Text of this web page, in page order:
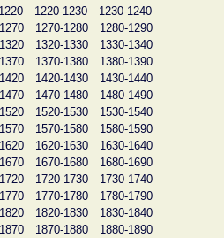
1220-1230
1230-1240
1270-1280
1280-1290
1320-1330
1330-1340
1370-1380
1380-1390
1420-1430
1430-1440
1470-1480
1480-1490
1520-1530
1530-1540
1570-1580
1580-1590
1620-1630
1630-1640
1670-1680
1680-1690
1720-1730
1730-1740
1770-1780
1780-1790
1820-1830
1830-1840
1870-1880
1880-1890